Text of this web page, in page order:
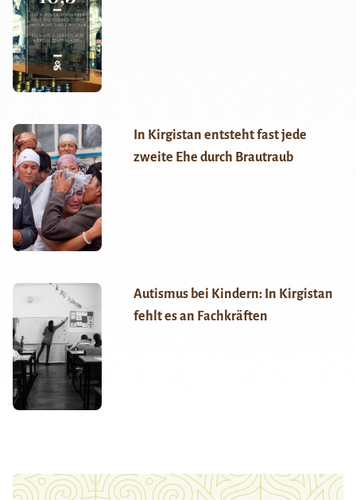
In Kirgistan entsteht fast jede
zweite Ehe durch Brautraub
Autismus bei Kindern: In Kirgistan
fehlt es an Fachkräften